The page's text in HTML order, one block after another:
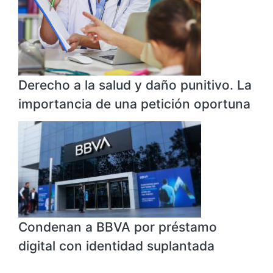
Derecho a la salud y daño punitivo. La
importancia de una petición oportuna
Condenan a BBVA por préstamo
digital con identidad suplantada